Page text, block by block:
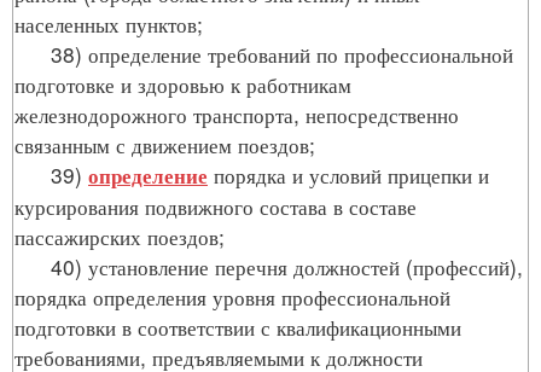
населенных пунктов;
38) определение требований по профессиональной
подготовке и здоровью к работникам
железнодорожного транспорта, непосредственно
связанным с движением поездов;
39) определение порядка и условий прицепки и
курсирования подвижного состава в составе
пассажирских поездов;
40) установление перечня должностей (профессий),
порядка определения уровня профессиональной
подготовки в соответствии с квалификационными
требованиями, предъявляемыми к должности